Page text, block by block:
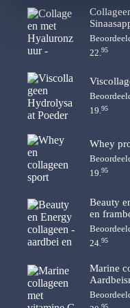
22. 95
19.95
Whey
19.95
Beauty
en
24.95
Marine